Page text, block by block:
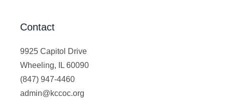
Contact
9925 Capitol Drive
Wheeling, IL 60090
(847) 947-4460
admin@kccoc.org